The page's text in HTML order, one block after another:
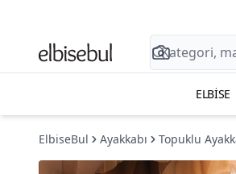
ELBISE
ElbiseBul Ayakkabı Topuklu